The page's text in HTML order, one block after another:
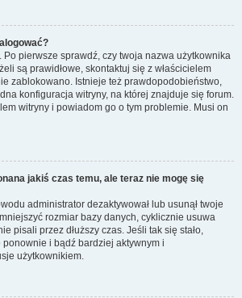
Po pierwsze sprawdź, czy twoja nazwa użytkownika
są prawidłowe, skontaktuj się z właścicielem
zablokowano. Istnieje też prawdopodobieństwo,
konfiguracja witryny, na której znajduje się forum.
witryny i powiadom go o tym problemie. Musi on
jakiś czas temu, ale teraz nie mogę się
administrator dezaktywował lub usunął twoje
rozmiar bazy danych, cyklicznie usuwa
pisali przez dłuższy czas. Jeśli tak się stało,
i bądź bardziej aktywnym i
użytkownikiem.